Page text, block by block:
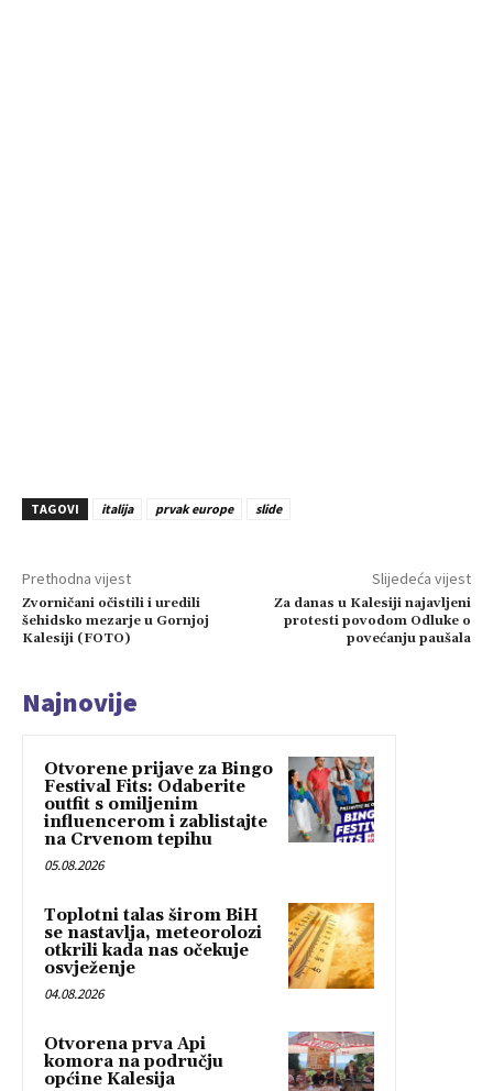
TAGOVI italija prvak europe slide
Prethodna vijest
Zvorničani očistili i uredili
šehidsko mezarje u Gornjoj
Kalesiji (FOTO)
Slijedeća vijest
Za danas u Kalesiji najavljeni
protesti povodom Odluke o
povećanju paušala
Najnovije
Otvorene prijave za Bingo
Festival Fits: Odaberite
outfit s omiljenim
influencerom i zablistajte
na Crvenom tepihu
05.08.2026
Toplotni talas širom BiH
se nastavlja, meteorolozi
otkrili kada nas očekuje
osvježenje
04.08.2026
Otvorena prva Api
komora na području
općine Kalesija